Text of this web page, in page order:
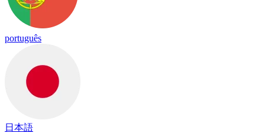
português
日本語